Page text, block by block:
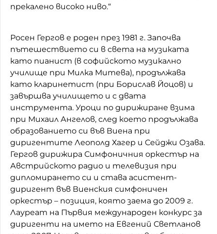
прекалено високо ниво.“
Росен Гергов е роден през 1981 г. Започва
пътешествието си в света на музиката
като пианист (в софийското музикално
училище при Милка Митева), продължава
като кларинетист (при Борислав Йоцов) и
завършва училището и с двата
инструмента. Уроци по дирижиране взима
при Михаил Ангелов, след което продължава
образованието си във Виена при
диригентите Леополд Хагер и Сейджи Озава.
Гергов дирижира Симфоничния оркестър на
Австрийското радио и телевизия при
дипломирането си и става асистент-
диригент във Виенския симфоничен
оркестър – позиция, която заема до 2009 г.
Лауреат на Първия международен конкурс за
диригенти на името на Евгений Светланов